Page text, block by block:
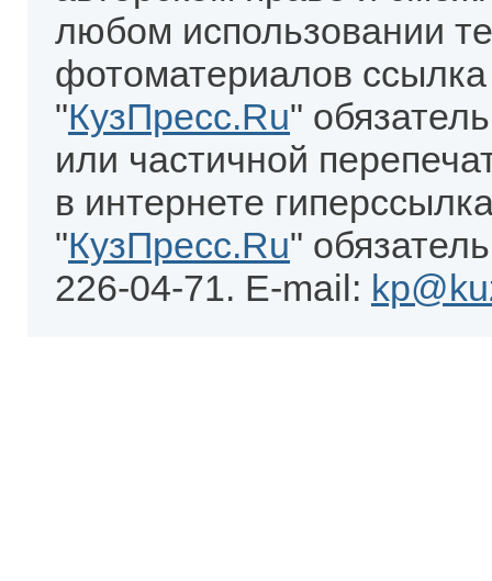
любом использовании
фотоматериалов
"КузПресс.Ru"
или частичной
в интернете
"КузПресс.Ru"
226-04-71. E-mail: